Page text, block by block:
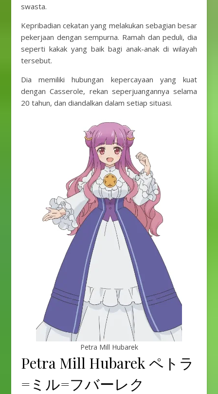
swasta.
Kepribadian cekatan yang melakukan sebagian besar
pekerjaan dengan sempurna. Ramah dan peduli, dia
seperti kakak yang baik bagi anak-anak di wilayah
tersebut.
Dia memiliki hubungan kepercayaan yang kuat
dengan Casserole, rekan seperjuangannya selama
20 tahun, dan diandalkan dalam setiap situasi.
Petra Mill Hubarek
Petra Mill Hubarek ペトラ
=ミル=フバーレク